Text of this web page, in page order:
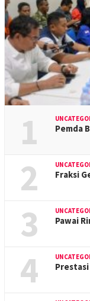
1 Pemda
2 Fraksi
3 Pawai
4